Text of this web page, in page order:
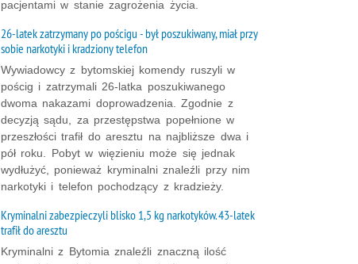
pacjentami w stanie zagrożenia życia.
26-latek zatrzymany po pościgu - był poszukiwany, miał przy
sobie narkotyki i kradziony telefon
Wywiadowcy z bytomskiej komendy ruszyli w
pościg i zatrzymali 26-latka poszukiwanego
dwoma nakazami doprowadzenia. Zgodnie z
decyzją sądu, za przestępstwa popełnione w
przeszłości trafił do aresztu na najbliższe dwa i
pół roku. Pobyt w więzieniu może się jednak
wydłużyć, ponieważ kryminalni znaleźli przy nim
narkotyki i telefon pochodzący z kradzieży.
Kryminalni zabezpieczyli blisko 1,5 kg narkotyków. 43-latek
trafił do aresztu
Kryminalni z Bytomia znaleźli znaczną ilość